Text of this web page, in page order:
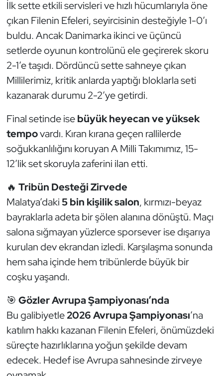
İlk sette etkili servisleri ve hızlı hücumlarıyla öne
çıkan Filenin Efeleri, seyircisinin desteğiyle 1-0’ı
buldu. Ancak Danimarka ikinci ve üçüncü
setlerde oyunun kontrolünü ele geçirerek skoru
2-1’e taşıdı. Dördüncü sette sahneye çıkan
Millilerimiz, kritik anlarda yaptığı bloklarla seti
kazanarak durumu 2-2’ye getirdi.
Final setinde isebüyük heyecan ve yüksek
tempovardı. Kıran kırana geçen rallilerde
soğukkanlılığını koruyan A Milli Takımımız, 15-
12’lik set skoruyla zaferini ilan etti.
🔥 Tribün Desteği Zirvede
Malatya’daki 5 bin kişilik salon, kırmızı-beyaz
bayraklarla adeta bir şölen alanına dönüştü. Maçı
salona sığmayan yüzlerce sporsever ise dışarıya
kurulan dev ekrandan izledi. Karşılaşma sonunda
hem saha içinde hem tribünlerde büyük bir
coşku yaşandı.
🎯 Gözler Avrupa Şampiyonası’nda
Bu galibiyetle2026 Avrupa Şampiyonası’na
katılım hakkı kazanan Filenin Efeleri, önümüzdeki
süreçte hazırlıklarına yoğun şekilde devam
edecek. Hedef ise Avrupa sahnesinde zirveye
Hentbol
İşitme Engelli Sporcular
Judo ve Kuraş
Kano ve Rafting
Kayak
Kempo
Kick Boks
Kürek
Masa Tenisi
Modern Pentatlon
Muay Thai
Okçuluk
Optimist